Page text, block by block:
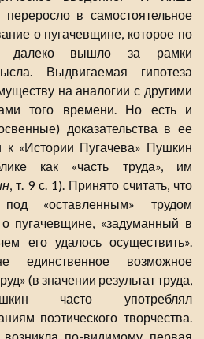
в самостоятельное
о пугачевщине, которое по
далеко вышло за рамки
Выдвигаемая гипотеза
на аналогии с другими
того времени. Но есть и
доказательства в ее
к «Истории Пугачева» Пушкин
как «часть труда», им
, т. 9 с. 1). Принято считать, что
«оставленным» трудом
пугачевщине, «задуманный в
его удалось осуществить».
возможное
(в значении результат труда,
часто употреблял
поэтического творчества.